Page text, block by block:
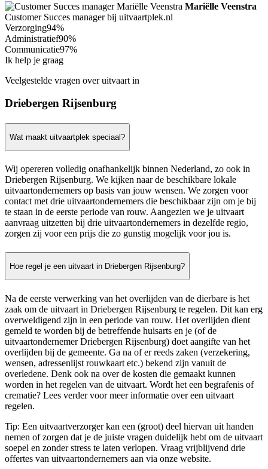
Mariëlle Veenstra
Customer Succes manager bij uitvaartplek.nl
Verzorging94%
Administratief90%
Communicatie97%
Ik help je graag
Veelgestelde vragen over uitvaart in
Driebergen Rijsenburg
Wat maakt uitvaartplek speciaal?
Wij opereren volledig onafhankelijk binnen Nederland, zo ook in
Driebergen Rijsenburg. We kijken naar de beschikbare lokale
uitvaartondernemers op basis van jouw wensen. We zorgen voor
contact met drie uitvaartondernemers die beschikbaar zijn om je bij
te staan in de eerste periode van rouw. Aangezien we je uitvaart
aanvraag uitzetten bij drie uitvaartondernemers in dezelfde regio,
zorgen zij voor een prijs die zo gunstig mogelijk voor jou is.
Hoe regel je een uitvaart in Driebergen Rijsenburg?
Na de eerste verwerking van het overlijden van de dierbare is het
zaak om de uitvaart in Driebergen Rijsenburg te regelen. Dit kan erg
overweldigend zijn in een periode van rouw. Het overlijden dient
gemeld te worden bij de betreffende huisarts en je (of de
uitvaartondernemer Driebergen Rijsenburg) doet aangifte van het
overlijden bij de gemeente. Ga na of er reeds zaken (verzekering,
wensen, adressenlijst rouwkaart etc.) bekend zijn vanuit de
overledene. Denk ook na over de kosten die gemaakt kunnen
worden in het regelen van de uitvaart. Wordt het een begrafenis of
crematie? Lees verder voor meer informatie over een uitvaart
regelen.
Tip: Een uitvaartverzorger kan een (groot) deel hiervan uit handen
nemen of zorgen dat je de juiste vragen duidelijk hebt om de uitvaart
soepel en zonder stress te laten verlopen. Vraag vrijblijvend drie
offertes van uitvaartondernemers aan via onze website.